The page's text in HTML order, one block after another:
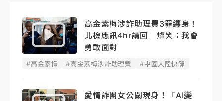
高金素梅涉詐助理費3罪纏身！
北檢應訊4hr請回 燦笑：我會
勇敢面對
#高金素梅 #高金素梅涉詐助理費 #中國大陸快篩
愛情詐團女公關現身！「AI變